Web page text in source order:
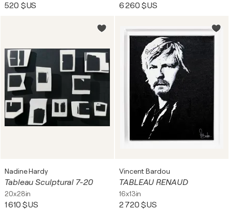
520 $US 6 260 $US
Nadine Hardy
Tableau Sculptural 7-20
20x28in
1 610 $US
Vincent Bardou
TABLEAU RENAUD
16x13in
2 720 $US